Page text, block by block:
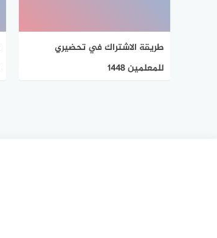
طريقة الاشتراك في تحضيري
للمعلمين 1448